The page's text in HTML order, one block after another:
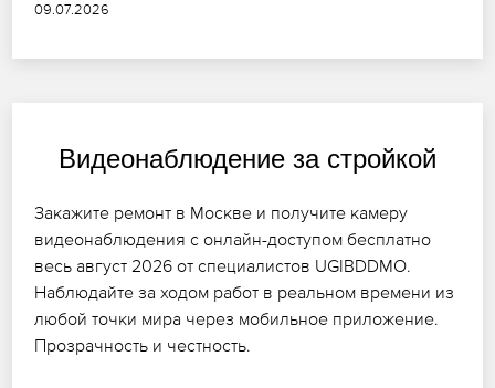
09.07.2026
Видеонаблюдение за стройкой
Закажите ремонт в Москве и получите камеру
видеонаблюдения с онлайн-доступом бесплатно
весь август 2026 от специалистов UGIBDDMO.
Наблюдайте за ходом работ в реальном времени из
любой точки мира через мобильное приложение.
Прозрачность и честность.